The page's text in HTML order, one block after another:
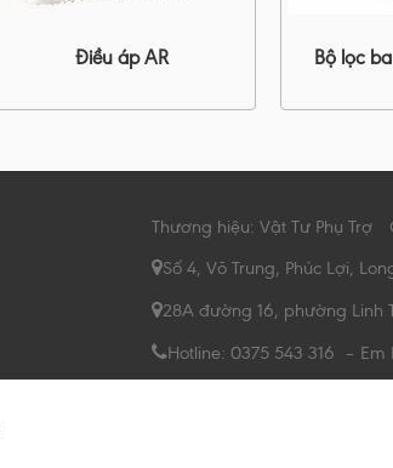
Điều áp AR Bộ lọc ba
Thương hiệu: Vật Tư Phụ Trợ
Số 4, Võ Trung, Phúc Lợi,
28A đường 16, phường Linh
Hotline: 0375 543 316 – Em